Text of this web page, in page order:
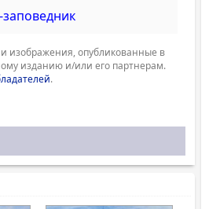
изображения, опубликованные в
изданию и/или его партнерам.
.